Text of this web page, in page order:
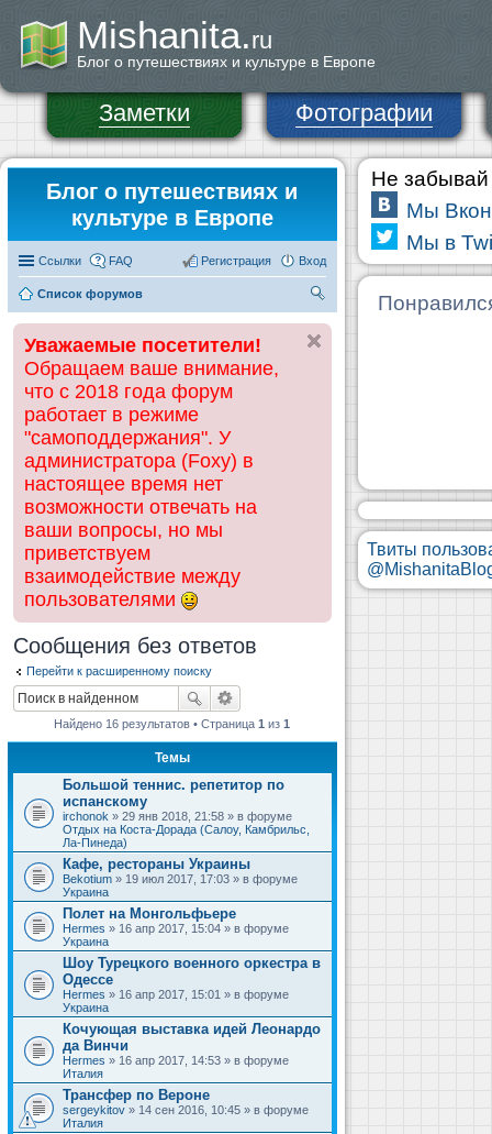
Mishanita.ru
Блог о путешествиях и культуре в Европе
Заметки Фотографии
Блог о путешествиях и
культуре в Европе
Ссылки FAQ Вход
Регистрация
Список форумов
ск
Уважаемые посетители!
Обращаем ваше внимание,
что с 2018 года форум
работает в режиме
"самоподдержания". У
администратора (Foxy) в
настоящее время нет
возможности отвечать на
ваши вопросы, но мы
приветствуем
взаимодействие между
пользователями
Сообщения без ответов
Перейти к расширенному поиску
Найдено 16 результатов • Страница1 из1
Темы
Большой теннис. репетитор по
испанскому
irchonok » 29 янв 2018, 21:58 » в форуме
Отдых на Коста-Дорада (Салоу, Камбрильс,
Ла-Пинеда)
Кафе, рестораны Украины
Bekotium » 19 июл 2017, 17:03 » в форуме
Украина
Полет на Монгольфьере
Hermes » 16 апр 2017, 15:04 » в форуме
Украина
Шоу Турецкого военного оркестра в
Одессе
Hermes » 16 апр 2017, 15:01 » в форуме
Украина
Кочующая выставка идей Леонардо
да Винчи
Hermes » 16 апр 2017, 14:53 » в форуме
Италия
Трансфер по Вероне
sergeykitov » 14 сен 2016, 10:45 » в форуме
Италия
Не забывай
Мы
Мы в
Твиты